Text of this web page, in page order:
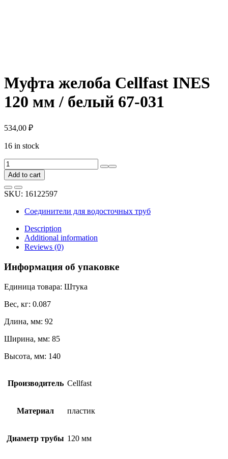
Муфта желоба Cellfast INES
120 мм / белый 67-031
534,00 ₽
16 in stock
Муфта
желоба
Cellfast
INES
120
белый
Add to cart
SKU: 16122597
Соединители для водосточных труб
Description
Additional information
Reviews (0)
Информация об упаковке
Единица товара: Штука
Вес, кг: 0.087
Длина, мм: 92
Ширина, мм: 85
Высота, мм: 140
Производитель Cellfast
Материал пластик
Диаметр трубы 120 мм